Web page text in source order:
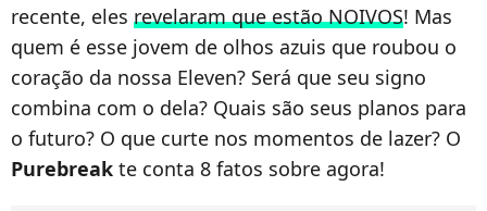
recente, eles revelaram que estão NOIVOS! Mas
quem é esse jovem de olhos azuis que roubou o
coração da nossa Eleven? Será que seu signo
combina com o dela? Quais são seus planos para
o futuro? O que curte nos momentos de lazer? O
Purebreak te conta 8 fatos sobre agora!